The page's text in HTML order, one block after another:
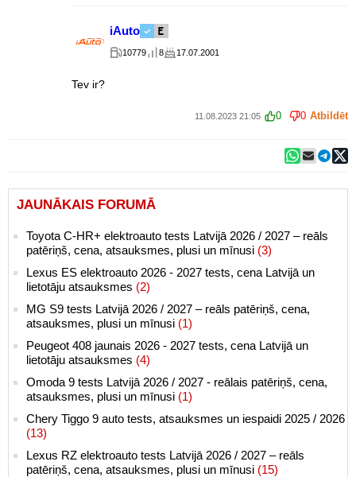
iAuto
10779 8 17.07.2001
Tev ir?
11.08.2023 21:05 0 0 Atbildēt
JAUNĀKAIS FORUMĀ
Toyota C-HR+ elektroauto tests Latvijā 2026 / 2027 – reāls
patēriņš, cena, atsauksmes, plusi un mīnusi (3)
Lexus ES elektroauto 2026 - 2027 tests, cena Latvijā un
lietotāju atsauksmes (2)
MG S9 tests Latvijā 2026 / 2027 – reāls patēriņš, cena,
atsauksmes, plusi un mīnusi (1)
Peugeot 408 jaunais 2026 - 2027 tests, cena Latvijā un
lietotāju atsauksmes (4)
Omoda 9 tests Latvijā 2026 / 2027 - reālais patēriņš, cena,
atsauksmes, plusi un mīnusi (1)
Chery Tiggo 9 auto tests, atsauksmes un iespaidi 2025 / 2026
(13)
Lexus RZ elektroauto tests Latvijā 2026 / 2027 – reāls
patēriņš, cena, atsauksmes, plusi un mīnusi (15)